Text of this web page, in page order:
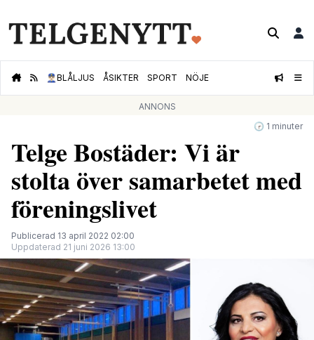
👮🏻‍♂️BLÅLJUS ÅSIKTER SPORT NÖJE
ANNONS
🕝 1 minuter
Telge Bostäder: Vi är
stolta över samarbetet med
föreningslivet
Publicerad 13 april 2022 02:00
Uppdaterad 21 juni 2026 13:00